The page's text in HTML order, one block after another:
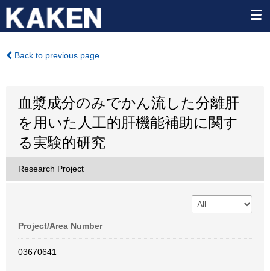
Back to previous page
血漿成分のみでかん流した分離肝
を用いた人工的肝機能補助に関す
る実験的研究
Research Project
Project/Area Number
03670641